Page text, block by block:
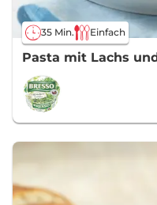
35 Min. Einfach
Pasta mit Lachs